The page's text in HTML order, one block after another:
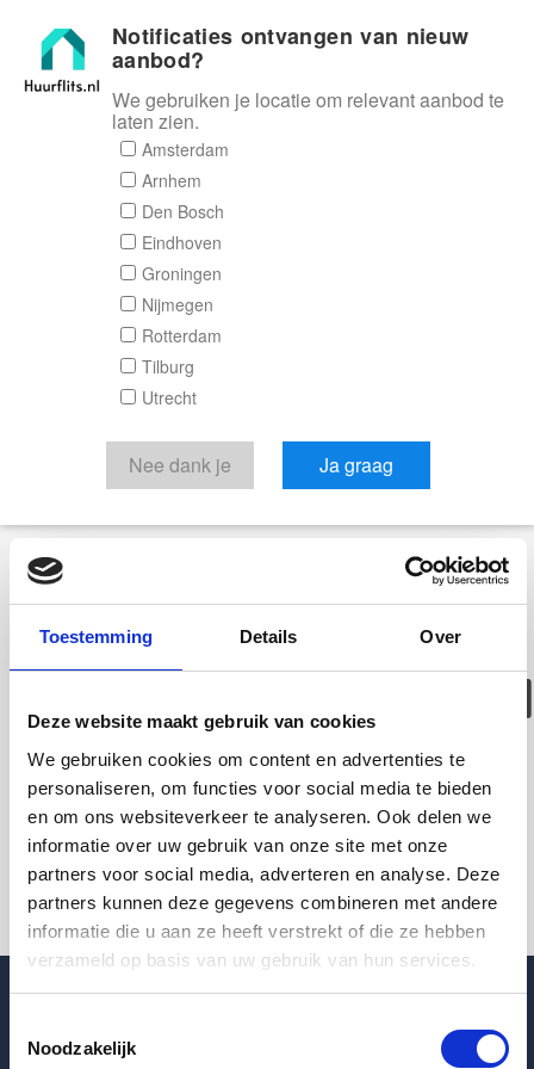
Toestemming Details Over
Deze website maakt gebruik van cookies
We gebruiken cookies om content en advertenties te
personaliseren, om functies voor social media te bieden
en om ons websiteverkeer te analyseren. Ook delen we
informatie over uw gebruik van onze site met onze
partners voor social media, adverteren en analyse. Deze
partners kunnen deze gegevens combineren met andere
informatie die u aan ze heeft verstrekt of die ze hebben
verzameld op basis van uw gebruik van hun services.
Noodzakelijk
Huurflits
Deze woning is
helaas
verhuurd/verwijderd
Pagina niet gevonden
Terug naar woningoverzicht
Blogpost
Notificaties ontvangen van nieuw
aanbod?
We gebruiken je locatie om relevant aanbod te
laten zien.
Amsterdam
Arnhem
Den Bosch
Eindhoven
Groningen
Nijmegen
Rotterdam
Tilburg
Utrecht
Nee dank je Ja graag